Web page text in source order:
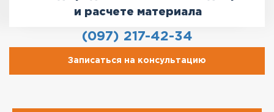
и расчете материала
(097) 217-42-34
Записаться на консультацию